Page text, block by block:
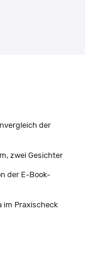
der
zwei Gesichter
der E-Book-
im Praxischeck